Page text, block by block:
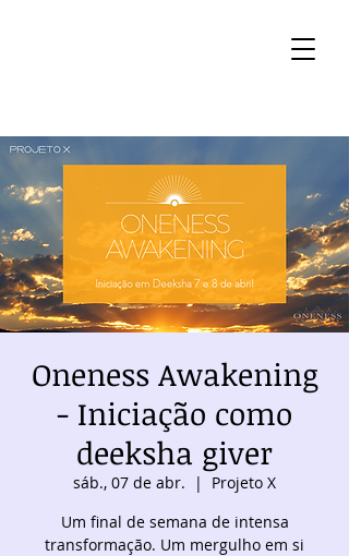
Oneness Awakening
- Iniciação como
deeksha giver
sáb., 07 de abr.
  |
Projeto X
Um final de semana de intensa
transformação. Um mergulho em si